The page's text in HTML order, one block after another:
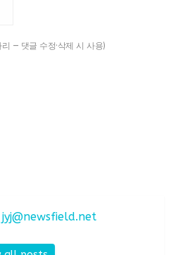
리 — 댓글 수정·삭제 시 사용)
jyj@newsfield.net